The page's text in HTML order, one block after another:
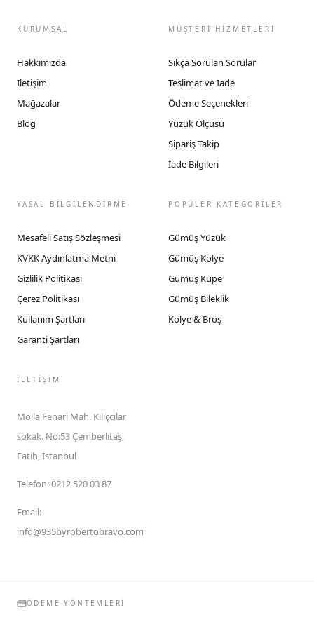
KURUMSAL
Hakkımızda
İletişim
Mağazalar
Blog
MÜŞTERİ HİZMETLERİ
Sıkça Sorulan Sorular
Teslimat ve İade
Ödeme Seçenekleri
Yüzük Ölçüsü
Sipariş Takip
İade Bilgileri
YASAL BİLGİLENDİRME
Mesafeli Satış Sözleşmesi
KVKK Aydınlatma Metni
Gizlilik Politikası
Çerez Politikası
Kullanım Şartları
Garanti Şartları
POPÜLER KATEGORİLER
Gümüş Yüzük
Gümüş Kolye
Gümüş Küpe
Gümüş Bileklik
Kolye & Broş
İLETIŞIM
Molla Fenari Mah. Kılıçcılar
sokak. No:53 Çemberlitaş,
Fatih, İstanbul
Telefon:0212 520 03 87
Email:
info@935byrobertobravo.com
ÖDEME YÖNTEMLERI